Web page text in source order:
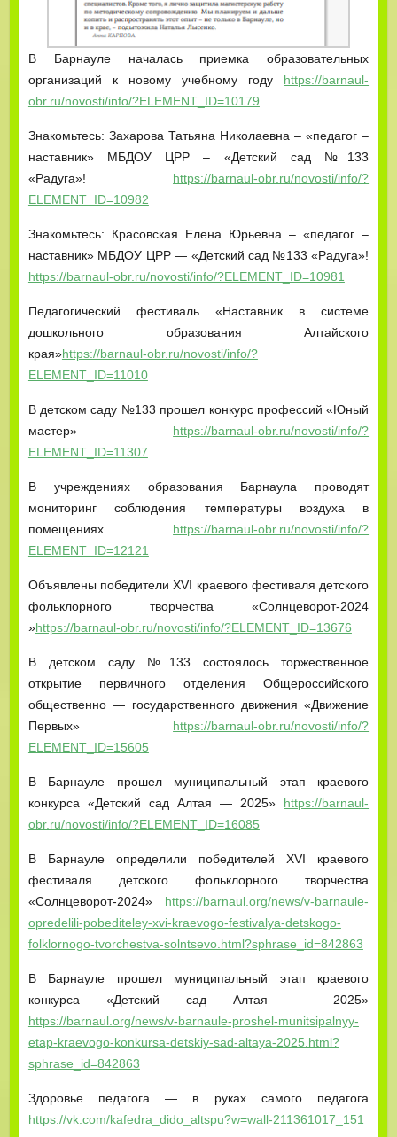
В Барнауле началась приемка образовательных
организаций к новому учебному году https://barnaul-
obr.ru/novosti/info/?ELEMENT_ID=10179
Знакомьтесь: Захарова Татьяна Николаевна – «педагог –
наставник» МБДОУ ЦРР – «Детский сад №133
«Радуга»! https://barnaul-obr.ru/novosti/info/?
ELEMENT_ID=10982
Знакомьтесь: Красовская Елена Юрьевна – «педагог –
наставник» МБДОУ ЦРР — «Детский сад №133 «Радуга»!
https://barnaul-obr.ru/novosti/info/?ELEMENT_ID=10981
Педагогический фестиваль «Наставник в системе
дошкольного образования Алтайского
края»https://barnaul-obr.ru/novosti/info/?
ELEMENT_ID=11010
В детском саду №133 прошел конкурс профессий «Юный
мастер» https://barnaul-obr.ru/novosti/info/?
ELEMENT_ID=11307
В учреждениях образования Барнаула проводят
мониторинг соблюдения температуры воздуха в
помещениях https://barnaul-obr.ru/novosti/info/?
ELEMENT_ID=12121
Объявлены победители XVI краевого фестиваля детского
фольклорного творчества «Солнцеворот-2024
»https://barnaul-obr.ru/novosti/info/?ELEMENT_ID=13676
В детском саду №133 состоялось торжественное
открытие первичного отделения Общероссийского
общественно — государственного движения «Движение
Первых» https://barnaul-obr.ru/novosti/info/?
ELEMENT_ID=15605
В Барнауле прошел муниципальный этап краевого
конкурса «Детский сад Алтая — 2025» https://barnaul-
obr.ru/novosti/info/?ELEMENT_ID=16085
В Барнауле определили победителей XVI краевого
фестиваля детского фольклорного творчества
«Солнцеворот-2024» https://barnaul.org/news/v-barnaule-
opredelili-pobediteley-xvi-kraevogo-festivalya-detskogo-
folklornogo-tvorchestva-solntsevo.html?sphrase_id=842863
В Барнауле прошел муниципальный этап краевого
конкурса «Детский сад Алтая — 2025»
https://barnaul.org/news/v-barnaule-proshel-munitsipalnyy-
etap-kraevogo-konkursa-detskiy-sad-altaya-2025.html?
sphrase_id=842863
Здоровье педагога — в руках самого педагога
https://vk.com/kafedra_dido_altspu?w=wall-211361017_151